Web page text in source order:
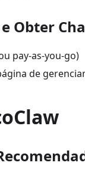
Obter
pay-as-you-go)
de